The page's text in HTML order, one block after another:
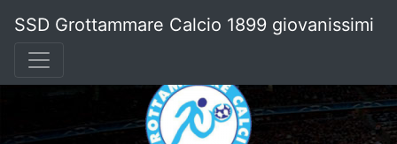
SSD Grottammare Calcio 1899 giovanissimi